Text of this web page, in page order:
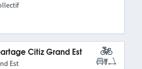
Citiz Grand Est
Est